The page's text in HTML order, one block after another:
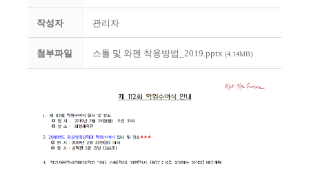
작성자 관리자
첨부파일 스톨 및 와펜 착용방법_2019.pptx (4.14MB)